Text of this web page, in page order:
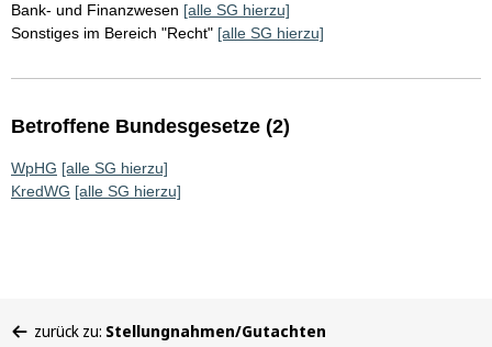
Bank- und Finanzwesen [alle SG hierzu]
Sonstiges im Bereich "Recht" [alle SG hierzu]
Betroffene Bundesgesetze (2)
WpHG [alle SG hierzu]
KredWG [alle SG hierzu]
zurück zu: Stellungnahmen/Gutachten